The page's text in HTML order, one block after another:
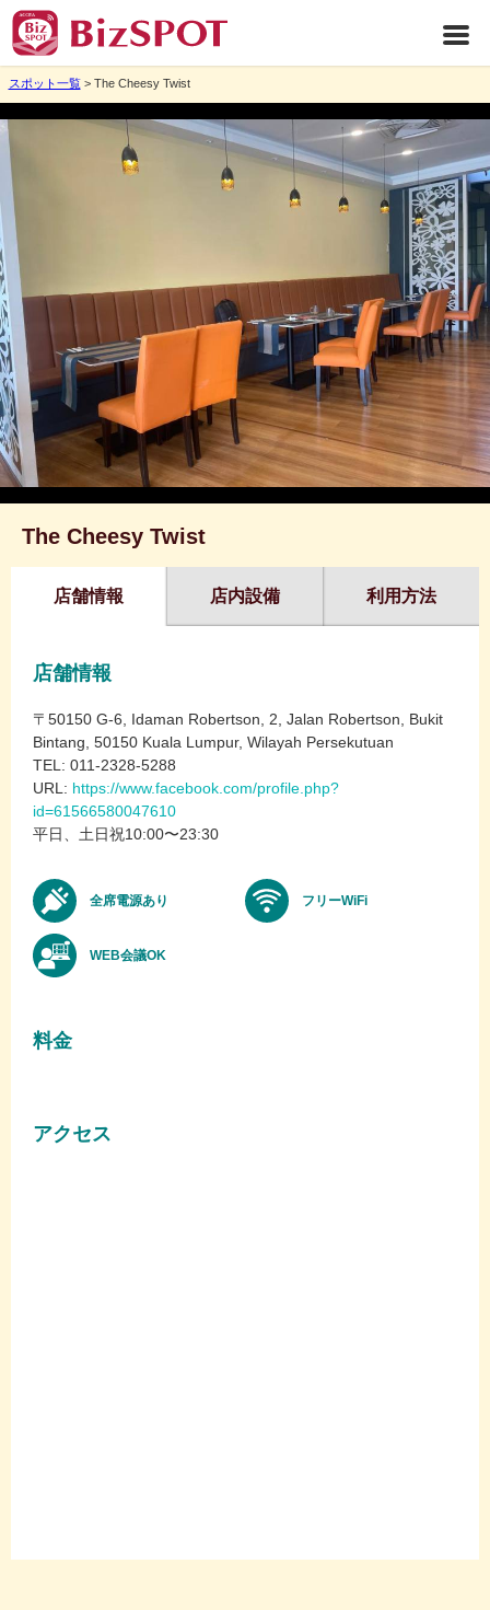
スポット一覧> The Cheesy Twist
The Cheesy Twist
店舗情報 店内設備 利用方法
店舗情報
〒50150 G-6, Idaman Robertson, 2, Jalan Robertson, Bukit
Bintang, 50150 Kuala Lumpur, Wilayah Persekutuan
TEL: 011-2328-5288
URL: https://www.facebook.com/profile.php?
id=61566580047610
平日、土日祝10:00〜23:30
全席電源あり フリーWiFi
WEB会議OK
料金
アクセス